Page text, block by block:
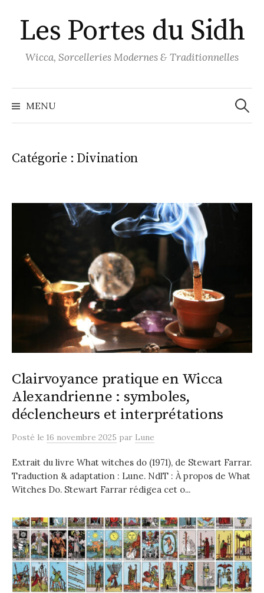
au
contenu
Les Portes du Sidh
Wicca, Sorcelleries Modernes & Traditionnelles
MENU
Catégorie : Divination
Clairvoyance pratique en Wicca
Alexandrienne : symboles,
déclencheurs et interprétations
Posté le 16 novembre 2025 par Lune
Extrait du livre What witches do (1971), de Stewart Farrar.
Traduction & adaptation : Lune. NdlT : À propos de What
Witches Do. Stewart Farrar rédigea cet o...